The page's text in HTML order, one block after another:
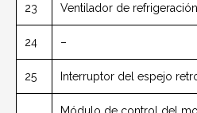
23 Ventilador de
24 –
25 Interruptor del espejo